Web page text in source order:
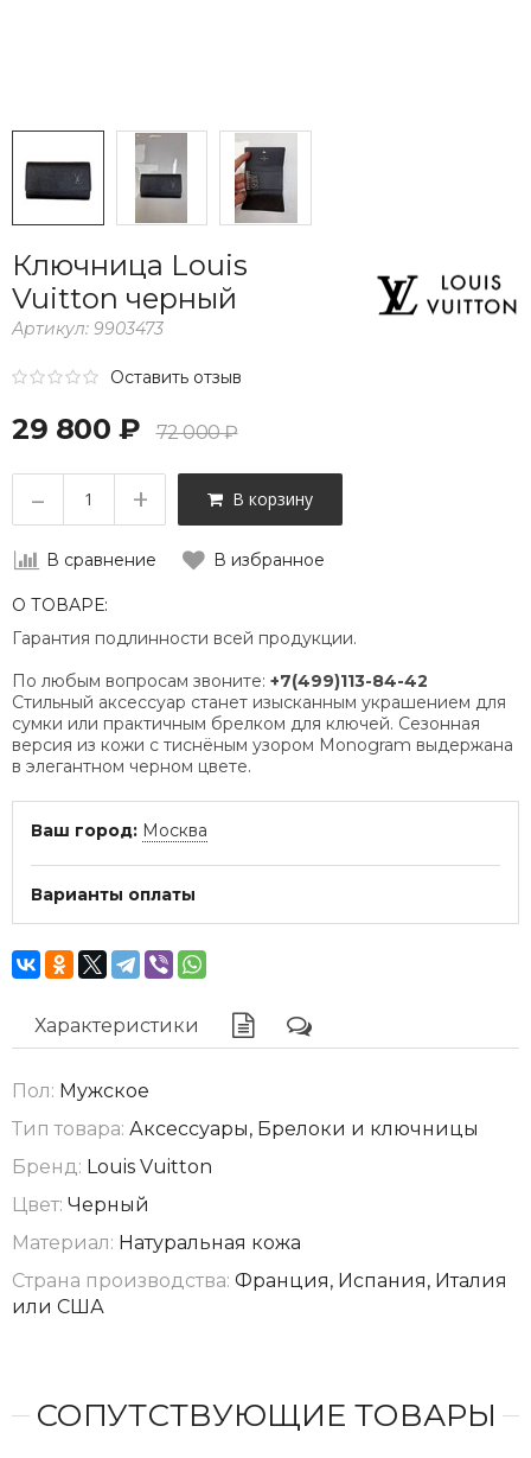
Ключница Louis
Vuitton черный
Артикул: 9903473
Оставить отзыв
29 800 ₽ 72 000 ₽
– + В корзину
В сравнение В избранное
О ТОВАРЕ:
Гарантия подлинности всей продукции.
По любым вопросам звоните: +7(499)113-84-42
Стильный аксессуар станет изысканным украшением для
сумки или практичным брелком для ключей. Сезонная
версия из кожи с тиснёным узором Monogram выдержана
в элегантном черном цвете.
Ваш город: Москва
Варианты оплаты
Характеристики
Пол: Мужское
Тип товара: Аксессуары, Брелоки и ключницы
Бренд: Louis Vuitton
Цвет: Черный
Материал: Натуральная кожа
Страна производства: Франция, Испания, Италия
или США
СОПУТСТВУЮЩИЕ ТОВАРЫ